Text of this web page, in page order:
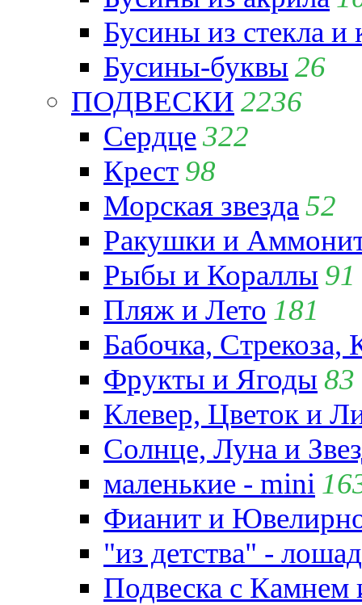
Бусины из стекла и
Бусины-буквы 26
ПОДВЕСКИ 2236
Сердце322
Крест 98
Морская звезда 52
Ракушки и
Рыбы и Кораллы 91
Пляж и Лето 181
Бабочка,
Фрукты и Ягоды 83
Клевер, Цветок и
Солнце, Луна и
маленькие - mini
Фианит и
"из детства" -
Подвеска с